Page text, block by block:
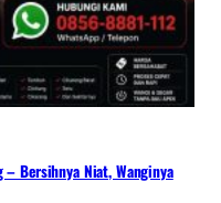
– Bersihnya Niat, Wanginya